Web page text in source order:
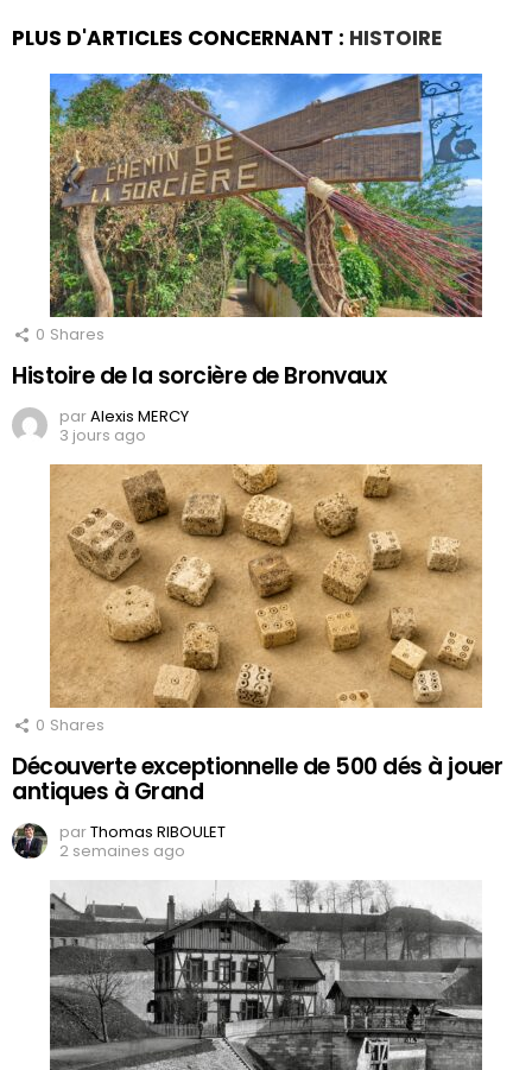
PLUS D'ARTICLES CONCERNANT : HISTOIRE
0 Shares
Histoire de la sorcière de Bronvaux
parAlexis MERCY
3 jours ago
0 Shares
Découverte exceptionnelle de 500 dés à jouer
antiques à Grand
parThomas RIBOULET
2 semaines ago